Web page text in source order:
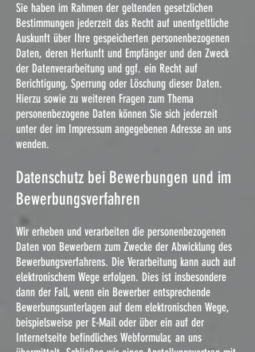
Sie haben im Rahmen der geltenden gesetzlichen
Bestimmungen jederzeit das Recht auf unentgeltliche
Auskunft über Ihre gespeicherten personenbezogenen
Daten, deren Herkunft und Empfänger und den Zweck
der Datenverarbeitung und ggf. ein Recht auf
Berichtigung, Sperrung oder Löschung dieser Daten.
Hierzu sowie zu weiteren Fragen zum Thema
personenbezogene Daten können Sie sich jederzeit
unter der im Impressum angegebenen Adresse an uns
wenden.
Datenschutz bei Bewerbungen und im
Bewerbungsverfahren
Wir erheben und verarbeiten die personenbezogenen
Daten von Bewerbern zum Zwecke der Abwicklung des
Bewerbungsverfahrens. Die Verarbeitung kann auch auf
elektronischem Wege erfolgen. Dies ist insbesondere
dann der Fall, wenn ein Bewerber entsprechende
Bewerbungsunterlagen auf dem elektronischen Wege,
beispielsweise per E-Mail oder über ein auf der
Internetseite befindliches Webformular, an uns